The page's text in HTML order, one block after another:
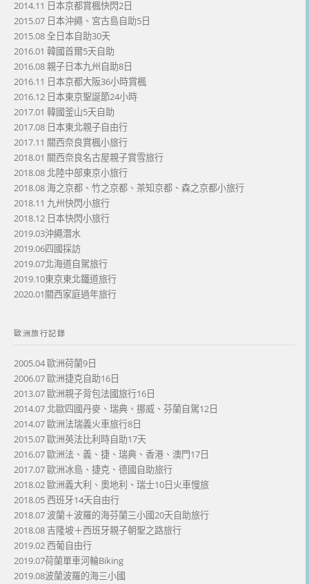
2014.11 日本京都賞楓快閃2日
2015.07 日本沖繩、宮古島自助5日
2015.08 全日本自助30天
2016.01 韓國首爾5天自助
2016.08 親子日本九州自助8日
2016.11 日本京都大阪36小時賞楓
2016.12 日本東京聖誕節24小時
2017.01 韓國釜山5天自助
2017.08 日本東北親子自由行
2017.11 關西奈良賞楓小旅行
2018.01 關西奈良名古屋親子賞雪旅行
2018.08 北陸中部東京小旅行
2018.08 海之京都、竹之京都、茶知京都、森之京都小旅行
2018.11 九州快閃小旅行
2018.12 日本快閃小旅行
2019.03沖繩潛水
2019.06四國採訪
2019.07北海道自駕旅行
2019.10東京東北鐵道旅行
2020.01關西家庭過年旅行
歐洲旅行記錄
2005.04 歐洲荷蘭9日
2006.07 歐洲捷克自助16日
2013.07 歐洲親子背包法國旅行16日
2014.07 北歐四國丹麥、瑞典、挪威、芬蘭自駕12日
2014.07 歐洲法瑞義火車旅行8日
2015.07 歐洲英法比利時自助17天
2016.07 歐洲法、義、捷、瑞典、香港、澳門17日
2017.07 歐洲冰島、捷克、德國自助旅行
2018.02 歐洲義大利、奧地利、瑞士10日火車慢旅
2018.05 西班牙14天自由行
2018.07 波蘭＋波羅的海芬蘭三小國20天自助旅行
2018.08 吉隆坡＋西班牙親子朝聖之路旅行
2019.02 西葡自由行
2019.07荷蘭單車河輪Biking
2019.08波蘭波羅的海三小國